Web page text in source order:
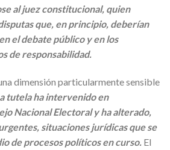
al juez constitucional, quien
que, en principio, deberían
el debate público y en los
de responsabilidad.
dimensión particularmente sensible
tutela ha intervenido en
Nacional Electoral y ha alterado,
situaciones jurídicas que se
de procesos políticos en curso. El